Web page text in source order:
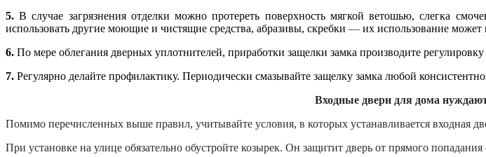
5. В случае загрязнения отделки можно протереть поверхность мягкой ветошью, слегка
использовать другие моющие и чистящие средства, абразивы, скребки — их использование может
6. По мере облегания дверных уплотнителей, приработки защелки замка производите
7. Регулярно делайте профилактику. Периодически смазывайте защелку замка любой
Входные двери для дома
Помимо перечисленных выше правил, учитывайте условия, в которых устанавливается входная
При установке на улице обязательно обустройте козырек. Он защитит дверь от прямого попадания